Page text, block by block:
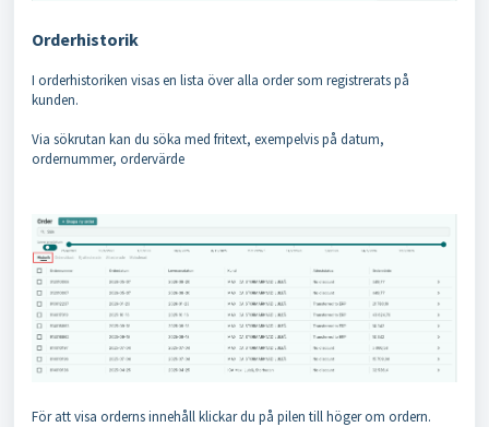
Orderhistorik
I orderhistoriken visas en lista över alla order som registrerats på
kunden.
Via sökrutan kan du söka med fritext, exempelvis på datum,
ordernummer, ordervärde
För att visa orderns innehåll klickar du på pilen till höger om ordern.